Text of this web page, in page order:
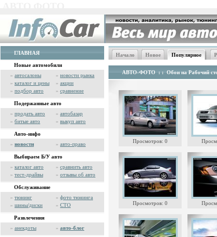
ГЛАВНАЯ
Новые автомобили
» автосалоны » новости рынка
» каталог и цены » акции
» подбор авто » сравнение
Подержанные авто
» продать авто » автобазар
» битые авто » выкуп авто
Авто-инфо
» новости » авто-право
Выбираем Б/У авто
» каталог авто » сравнить авто
» тест-драйвы » отзывы об авто
Обслуживание
» тюнинг » фото тюнинга
» шины/диски » СТО
Развлечения
» анекдоты » авто-блог
Начало Новое Популярное
АВТО-ФОТО : : Обои на Рабочий
Просмотров: 0
Просмотров: 0